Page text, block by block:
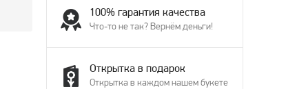
100% гарантия качества
Что-то не так? Вернём деньги!
Открытка в подарок
Открытка в каждом нашем букете